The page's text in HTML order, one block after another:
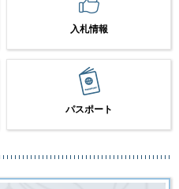
入札情報
パスポート